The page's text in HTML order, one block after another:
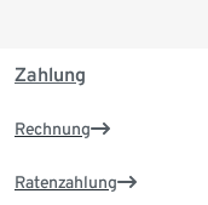
Zahlung
Rechnung
Ratenzahlung